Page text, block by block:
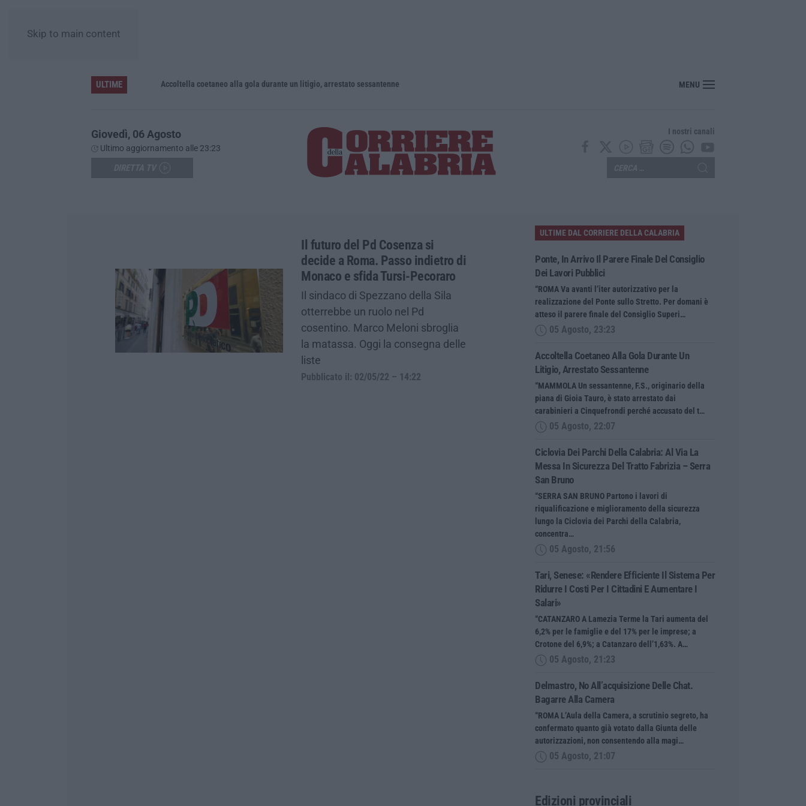
Skip to main content
ULTIME Accoltella coetaneo alla gola durante un litigio, arrestato sessantenne MENU
Giovedì, 06 Agosto
Ultimo aggiornamento alle 23:23
I nostri canali
Il futuro del Pd Cosenza si
decide a Roma. Passo indietro di
Monaco e sfida Tursi-Pecoraro
Il sindaco di Spezzano della Sila
otterrebbe un ruolo nel Pd
cosentino. Marco Meloni sbroglia
la matassa. Oggi la consegna delle
liste
Pubblicato il: 02/05/22 – 14:22
ULTIME DAL CORRIERE DELLA CALABRIA
Ponte, In Arrivo Il Parere Finale Del Consiglio
Dei Lavori Pubblici
“ROMA Va avanti l’iter autorizzativo per la
realizzazione del Ponte sullo Stretto. Per domani è
atteso il parere finale del Consiglio Superi…
05 Agosto, 23:23
Accoltella Coetaneo Alla Gola Durante Un
Litigio, Arrestato Sessantenne
“MAMMOLA Un sessantenne, F.S., originario della
piana di Gioia Tauro, è stato arrestato dai
carabinieri a Cinquefrondi perché accusato del t…
05 Agosto, 22:07
Ciclovia Dei Parchi Della Calabria: Al Via La
Messa In Sicurezza Del Tratto Fabrizia – Serra
San Bruno
“SERRA SAN BRUNO Partono i lavori di
riqualificazione e miglioramento della sicurezza
lungo la Ciclovia dei Parchi della Calabria,
concentra…
05 Agosto, 21:56
Tari, Senese: «Rendere Efficiente Il Sistema Per
Ridurre I Costi Per I Cittadini E Aumentare I
Salari»
“CATANZARO A Lamezia Terme la Tari aumenta del
6,2% per le famiglie e del 17% per le imprese; a
Crotone del 6,9%; a Catanzaro dell’1,63%. A…
05 Agosto, 21:23
Delmastro, No All’acquisizione Delle Chat.
Bagarre Alla Camera
“ROMA L’Aula della Camera, a scrutinio segreto, ha
confermato quanto già votato dalla Giunta delle
autorizzazioni, non consentendo alla magi…
05 Agosto, 21:07
Edizioni provinciali